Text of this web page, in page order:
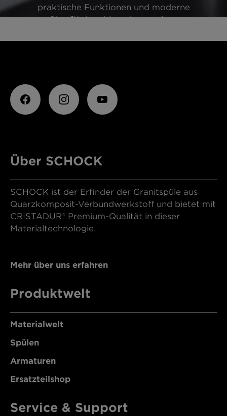
praktische Funktionen und moderne
Oberflächen bis zu innovativen
gemeinsam die passende SCHOCK
Über SCHOCK
SCHOCK ist der Erfinder der Granitspüle aus
Quarzkomposit-Verbundwerkstoff und bietet mit
CRISTADUR® Premium-Qualität in dieser
Materialtechnologie.
Mehr über uns erfahren
Produktwelt
Materialwelt
Spülen
Armaturen
Ersatzteilshop
Service & Support